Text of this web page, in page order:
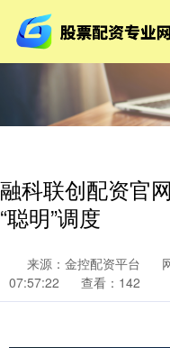
融科联创配资官
“聪明”调度
来源：金控配资平台
07:57:22
查看：142